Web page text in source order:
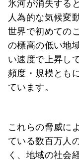
氷河が消失する
人為的な気候変
世界で初めての
の標高の低い地
い速度で上昇し
頻度・規模とも
ています。
これらの脅威に
ている数百万人
く、地域の社会